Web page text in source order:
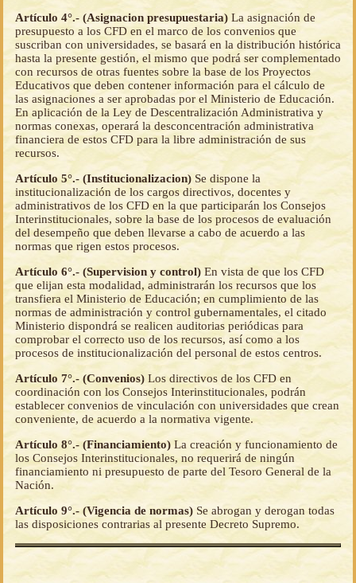
Artículo 4°.- (Asignacion presupuestaria) La asignación de
presupuesto a los CFD en el marco de los convenios que
suscriban con universidades, se basará en la distribución histórica
hasta la presente gestión, el mismo que podrá ser complementado
con recursos de otras fuentes sobre la base de los Proyectos
Educativos que deben contener información para el cálculo de
las asignaciones a ser aprobadas por el Ministerio de Educación.
En aplicación de la Ley de Descentralización Administrativa y
normas conexas, operará la desconcentración administrativa
financiera de estos CFD para la libre administración de sus
recursos.
Artículo 5°.- (Institucionalizacion) Se dispone la
institucionalización de los cargos directivos, docentes y
administrativos de los CFD en la que participarán los Consejos
Interinstitucionales, sobre la base de los procesos de evaluación
del desempeño que deben llevarse a cabo de acuerdo a las
normas que rigen estos procesos.
Artículo 6°.- (Supervision y control) En vista de que los CFD
que elijan esta modalidad, administrarán los recursos que los
transfiera el Ministerio de Educación; en cumplimiento de las
normas de administración y control gubernamentales, el citado
Ministerio dispondrá se realicen auditorias periódicas para
comprobar el correcto uso de los recursos, así como a los
procesos de institucionalización del personal de estos centros.
Artículo 7°.- (Convenios) Los directivos de los CFD en
coordinación con los Consejos Interinstitucionales, podrán
establecer convenios de vinculación con universidades que crean
conveniente, de acuerdo a la normativa vigente.
Artículo 8°.- (Financiamiento) La creación y funcionamiento de
los Consejos Interinstitucionales, no requerirá de ningún
financiamiento ni presupuesto de parte del Tesoro General de la
Nación.
Artículo 9°.- (Vigencia de normas) Se abrogan y derogan todas
las disposiciones contrarias al presente Decreto Supremo.